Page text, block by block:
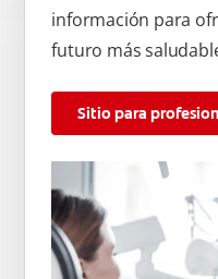
información para
futuro más
Sitio para